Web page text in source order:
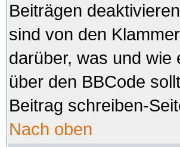
Beiträgen
sind von den
darüber, was und
über den BBCode
Beitrag schreiben-
Nach oben